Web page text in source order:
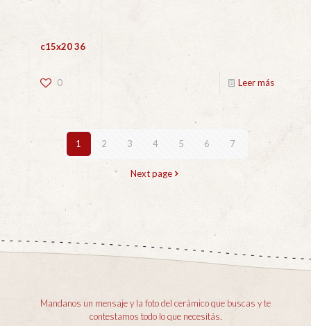
c15x20 36
0 Leer más
1 2 3 4 5 6 7
Next page
Mandanos un mensaje y la foto del cerámico que buscas y te
contestamos todo lo que necesitás.